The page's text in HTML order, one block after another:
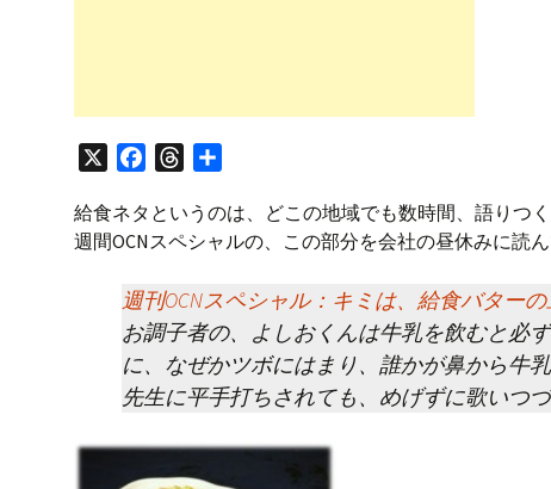
c
e
o
o
r
e
d
s
給食ネタというのは、どこの地域でも数時間、語りつ
週間OCNスペシャルの、この部分を会社の昼休みに読
週刊OCNスペシャル：キミは、給食バター
お調子者の、よしおくんは牛乳を飲むと必
に、なぜかツボにはまり、誰かが鼻から牛
先生に平手打ちされても、めげずに歌いつづ